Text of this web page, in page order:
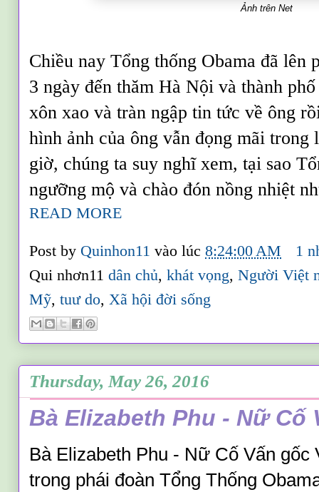
Ảnh trên Net
Chiều nay Tổng thống Obama đã lên
3 ngày đến thăm Hà Nội và thành
xôn xao và tràn ngập tin tức về ông
hình ảnh của ông vẫn đọng mãi
giờ, chúng ta suy nghĩ xem, tại sao
ngưỡng mộ và chào đón nồng nhiệt
READ MORE
Post by Quinhon11vào lúc8:24:00 AM
1
Qui nhơn11dân chủ,khát vọng,Người Việt
Mỹ,tuư do,Xã hội đời sống
Thursday, May 26, 2016
Bà Elizabeth Phu - Nữ Cố
Bà Elizabeth Phu - Nữ Cố Vấn gốc
trong phái đoàn Tổng Thống